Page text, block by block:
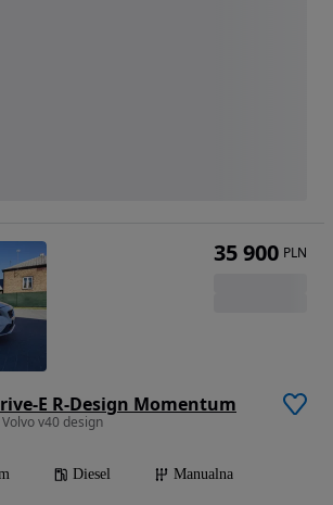
E R-Design Momentum
v40 design
Diesel
Manualna
35 900 PLN